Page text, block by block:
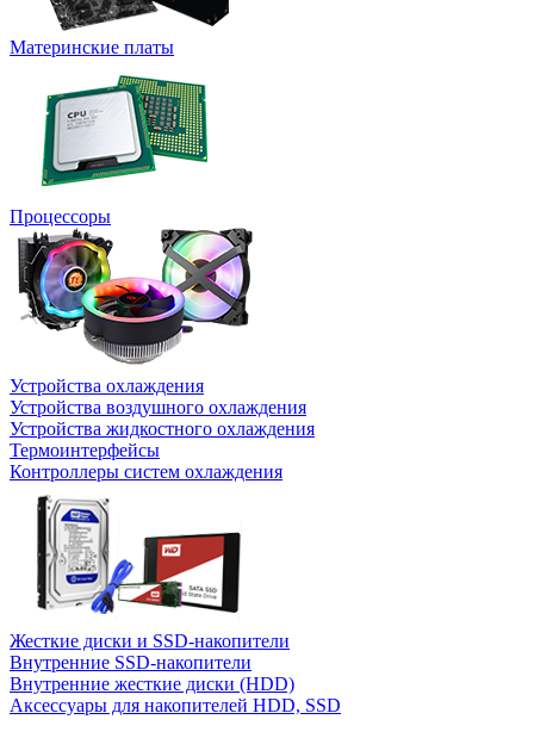
Материнские платы
Процессоры
Устройства охлаждения
Устройства воздушного охлаждения
Устройства жидкостного охлаждения
Термоинтерфейсы
Контроллеры систем охлаждения
Жесткие диски и SSD-накопители
Внутренние SSD-накопители
Внутренние жесткие диски (HDD)
Аксессуары для накопителей HDD, SSD